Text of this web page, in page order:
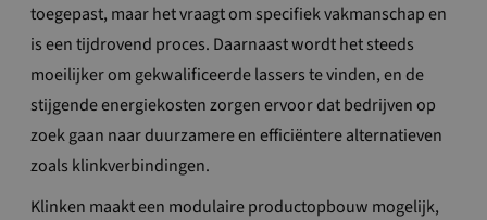
toegepast, maar het vraagt om specifiek vakmanschap en
is een tijdrovend proces. Daarnaast wordt het steeds
moeilijker om gekwalificeerde lassers te vinden, en de
stijgende energiekosten zorgen ervoor dat bedrijven op
zoek gaan naar duurzamere en efficiëntere alternatieven
zoals klinkverbindingen.
Klinken maakt een modulaire productopbouw mogelijk,